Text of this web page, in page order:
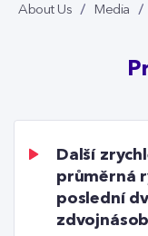
About Us Media
Další
průměrná
poslední